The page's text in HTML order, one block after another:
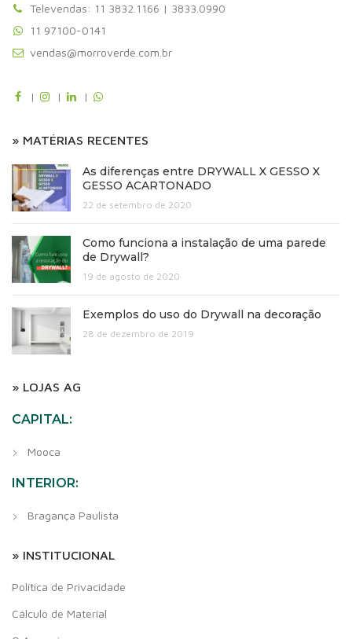
Televendas: 11 3832.1166 | 3833.0990
11 97100-0141
vendas@morroverde.com.br
| | |
» MATÉRIAS RECENTES
As diferenças entre DRYWALL X GESSO X
GESSO ACARTONADO
22 de setembro de 2020
Como funciona a instalação de uma parede
de Drywall?
19 de agosto de 2020
Exemplos do uso do Drywall na decoração
28 de dezembro de 2019
» LOJAS AG
CAPITAL:
Mooca
INTERIOR:
Bragança Paulista
» INSTITUCIONAL
Política de Privacidade
Cálculo de Material